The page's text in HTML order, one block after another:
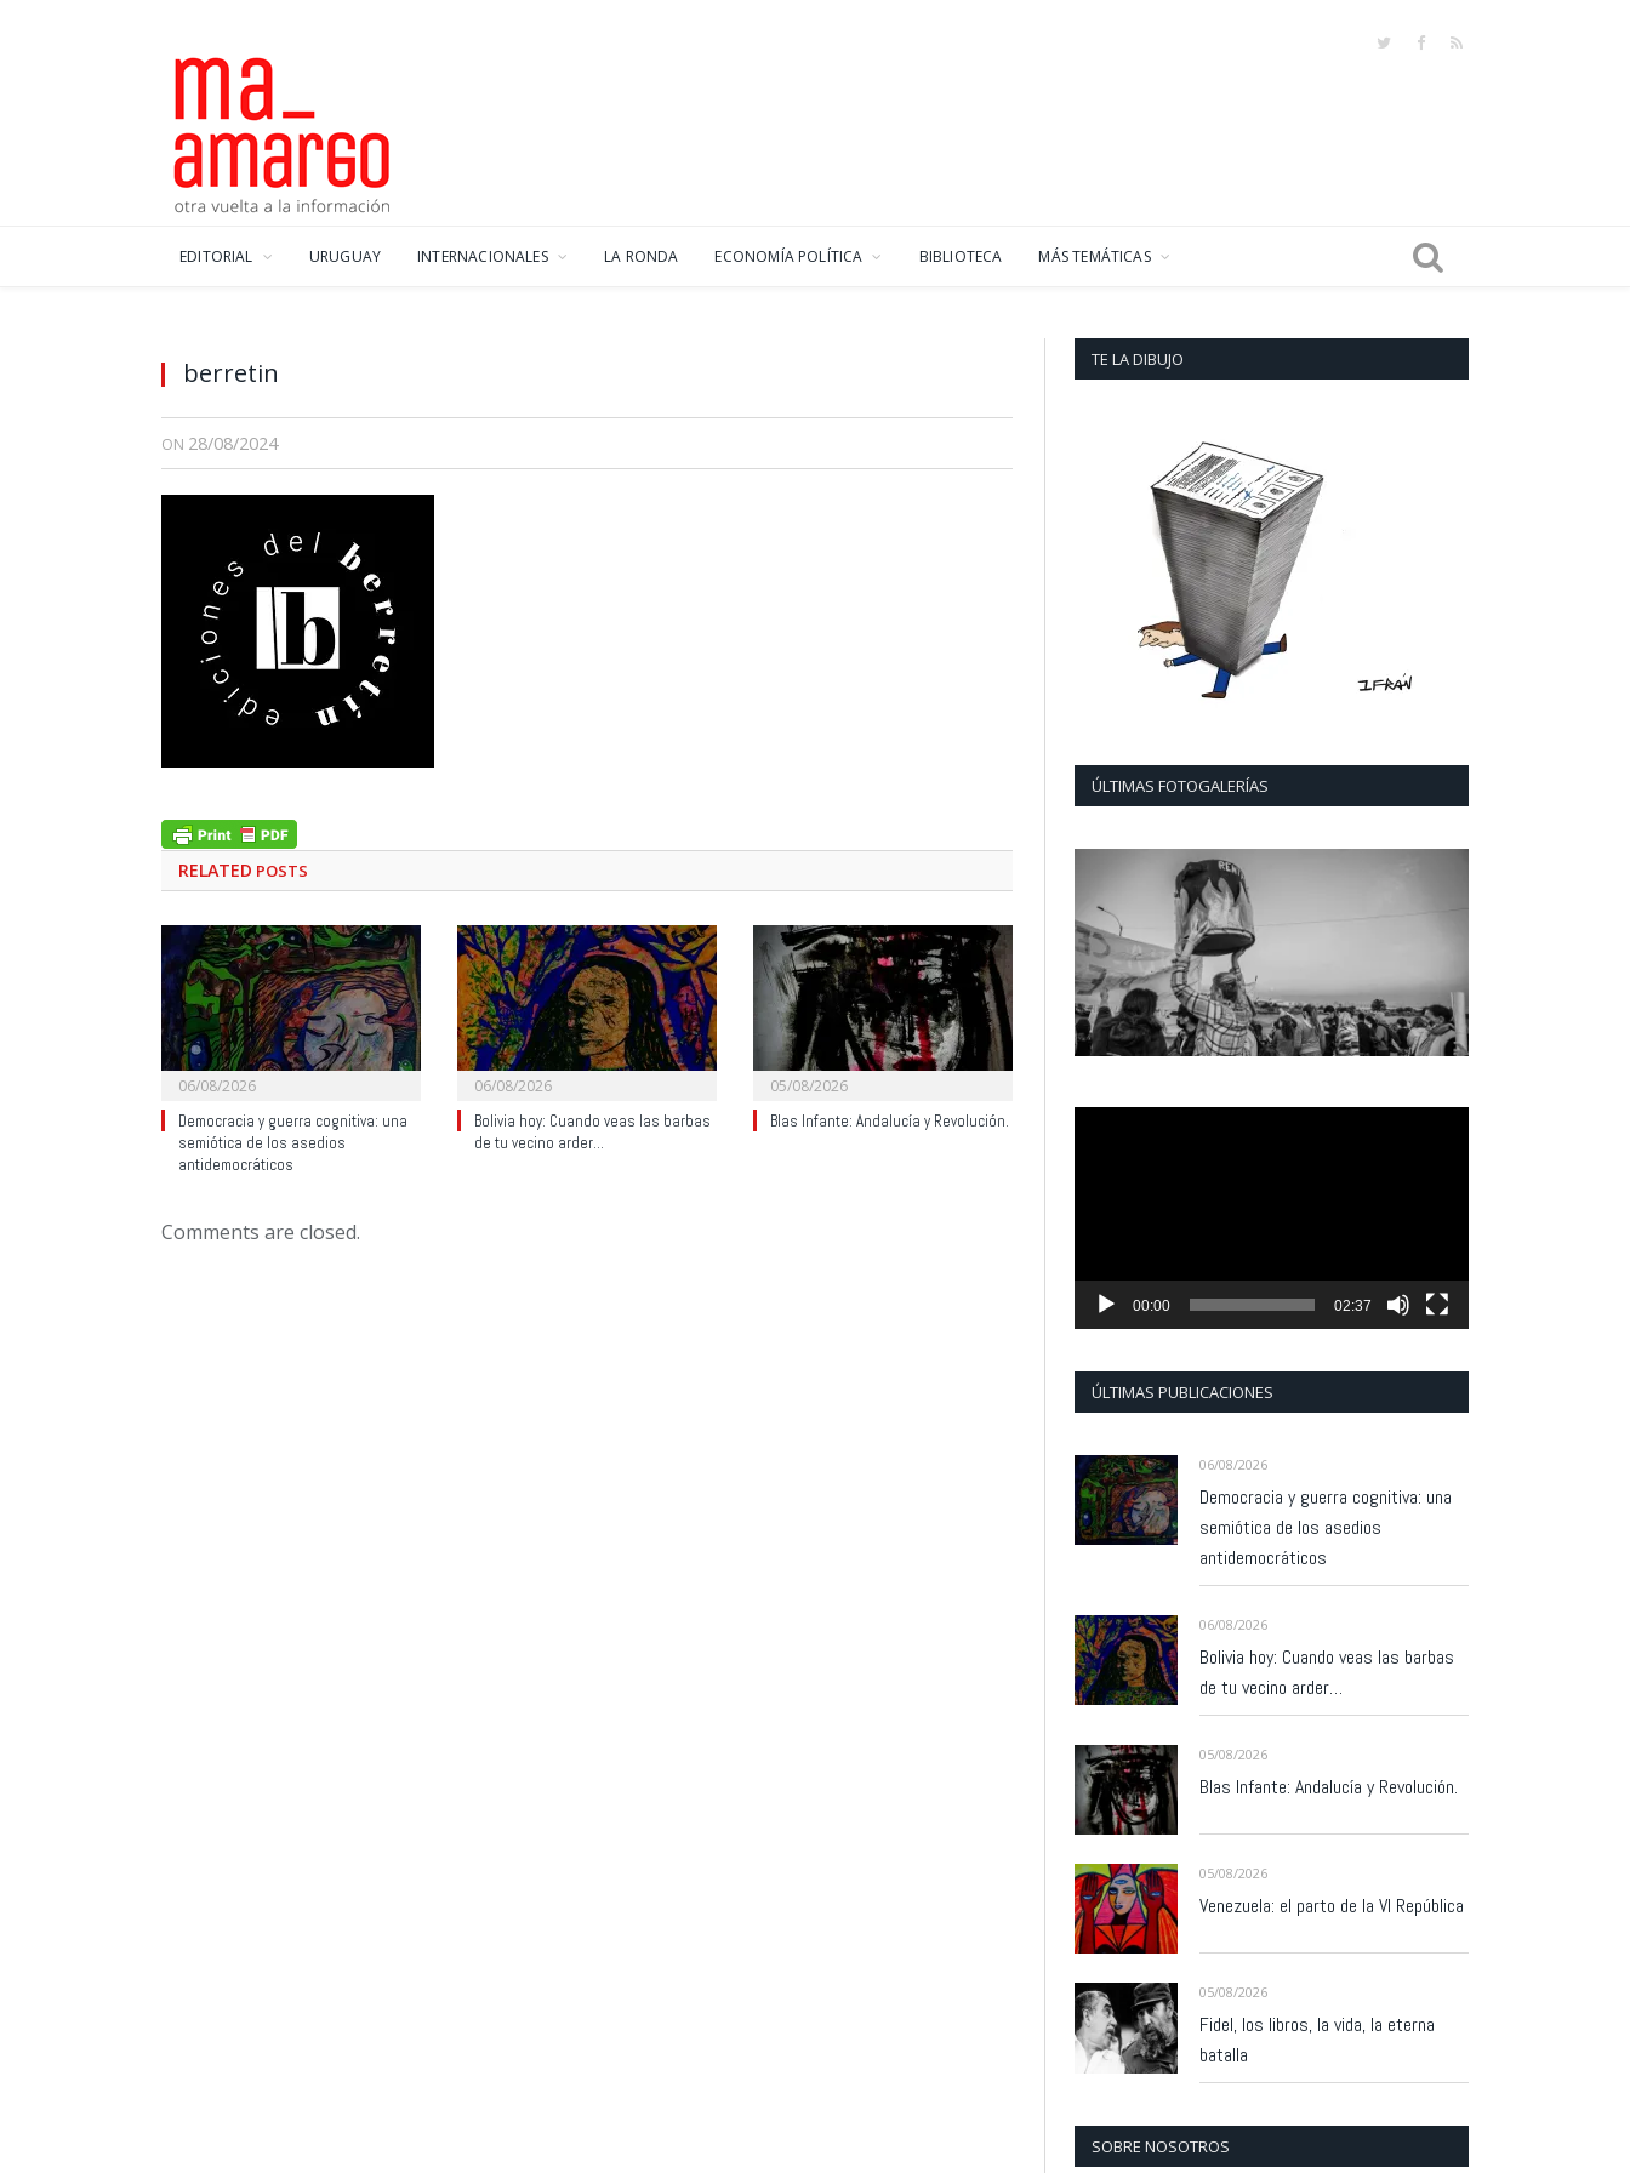
TwitterFacebook
RSS
EDITORIAL URUGUAY INTERNACIONALES LA RONDA ECONOMÍA POLÍTICA BIBLIOTECA MÁS TEMÁTICAS
berretin
ON 28/08/2024
RELATED POSTS
06/08/2026
Democracia y guerra cognitiva: una
semiótica de los asedios
antidemocráticos
06/08/2026
Bolivia hoy: Cuando veas las barbas
de tu vecino arder…
05/08/2026
Blas Infante: Andalucía y Revolución.
Comments are closed.
TE LA DIBUJO
ÚLTIMAS FOTOGALERÍAS
00:00 02:37
ÚLTIMAS PUBLICACIONES
06/08/2026
Democracia y guerra cognitiva: una
semiótica de los asedios
antidemocráticos
06/08/2026
Bolivia hoy: Cuando veas las barbas
de tu vecino arder…
05/08/2026
Blas Infante: Andalucía y Revolución.
05/08/2026
Venezuela: el parto de la VI República
05/08/2026
Fidel, los libros, la vida, la eterna
batalla
SOBRE NOSOTROS